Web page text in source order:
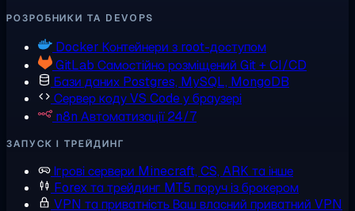
РОЗРОБНИКИ ТА DEVOPS
Docker Контейнери з root-доступом
GitLab Самостійно розміщений Git + CI/CD
Бази даних Postgres, MySQL, MongoDB
Сервер кодуVS Code у браузері
n8n Автоматизації 24/7
ЗАПУСК І ТРЕЙДИНГ
Ігрові сервери Minecraft, CS, ARK та інше
Forex та трейдинг MT5 поруч із брокером
VPN та приватністьВаш власний приватний VPN